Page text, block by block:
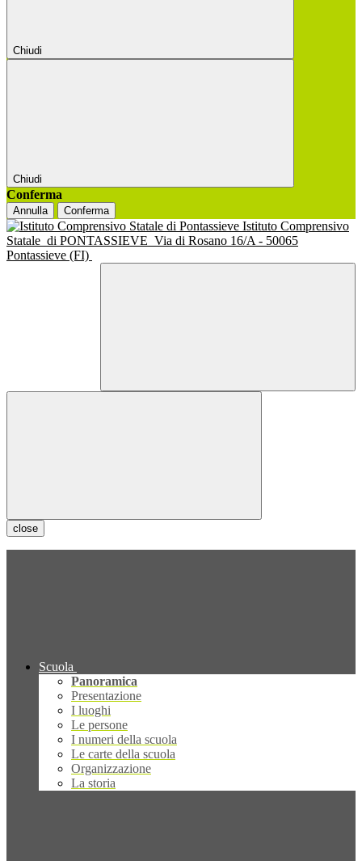
Chiudi
Chiudi
Conferma
Annulla Conferma
Istituto Comprensivo
Statale di PONTASSIEVE Via di Rosano 16/A - 50065
Pontassieve (FI)
close
Scuola
Panoramica
Presentazione
I luoghi
Le persone
I numeri della scuola
Le carte della scuola
Organizzazione
La storia